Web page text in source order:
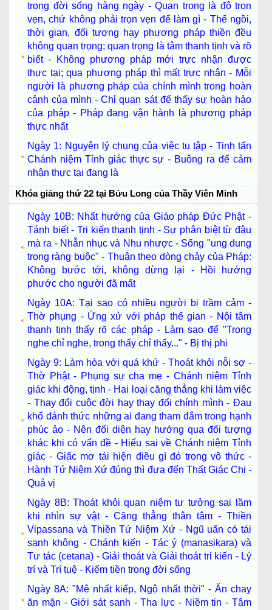
trong đời sống hàng ngày - Quan trọng là độ trọn
vẹn, chứ không phải trọn vẹn để làm gì - Thế ngồi,
thời gian, đối tượng hay phương pháp thiền đều
không quan trọng; quan trọng là tâm thanh tịnh và rõ
biết - Không phương pháp mới trực nhận được
thực tại; qua phương pháp thì mất trực nhận - Mỗi
người là phương pháp của chính mình trong hoàn
cảnh của mình - Chỉ quan sát để thấy sự hoàn hảo
của pháp - Pháp đang vận hành là phương pháp
thực nhất
Ngày 1: Nguyên lý chung của việc tu tập - Tinh tấn
Chánh niệm Tỉnh giác thực sự - Buông ra để cảm
nhận thực tại đang là
Khóa giảng thứ 22 tại Bửu Long của Thầy Viên Minh
Ngày 10B: Nhất hướng của Giáo pháp Đức Phật -
Tánh biết - Tri kiến thanh tịnh - Sự phân biệt từ đâu
mà ra - Nhẫn nhục và Nhu nhược - Sống "ung dung
trong ràng buộc" - Thuận theo dòng chảy của Pháp:
Không bước tới, không dừng lại - Hồi hướng
phước cho người đã mất
Ngày 10A: Tại sao có nhiều người bị trầm cảm -
Thờ phụng - Ứng xử với pháp thế gian - Nội tâm
thanh tịnh thấy rõ các pháp - Làm sao để "Trong
nghe chỉ nghe, trong thấy chỉ thấy..." - Bị thị phi
Ngày 9: Làm hòa với quá khứ - Thoát khỏi nỗi sợ -
Thờ Phật - Phụng sự cha mẹ - Chánh niệm Tỉnh
giác khi động, tịnh - Hai loại căng thẳng khi làm việc
- Thay đổi cuộc đời hay thay đổi chính mình - Đau
khổ đánh thức những ai đang tham đắm trong hạnh
phúc ảo - Nên đối diện hay hướng qua đối tượng
khác khi có vấn đề - Hiểu sai về Chánh niệm Tỉnh
giác - Giấc mơ tái hiện điều gì đó trong vô thức -
Hành Tứ Niệm Xứ đúng thì đưa đến Thất Giác Chi -
Quả vị
Ngày 8B: Thoát khỏi quan niệm tư tưởng sai lầm
khi nhìn sự vật - Căng thẳng thân tâm - Thiền
Vipassana và Thiền Tứ Niệm Xứ - Ngũ uẩn có tái
sanh không - Chánh kiến - Tác ý (manasikara) và
Tư tác (cetana) - Giải thoát và Giải thoát tri kiến - Lý
trí và Trí tuệ - Kiếm tiền trong đời sống
Ngày 8A: "Mê nhất kiếp, Ngộ nhất thời" - Ăn chay
ăn mặn - Giới sát sanh - Tha lực - Niềm tin - Tâm